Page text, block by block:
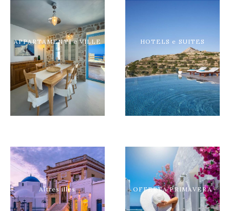
APPARTAMENTI e VILLE HOTELS e SUITES
Altres illes OFFERTA PRIMAVERA